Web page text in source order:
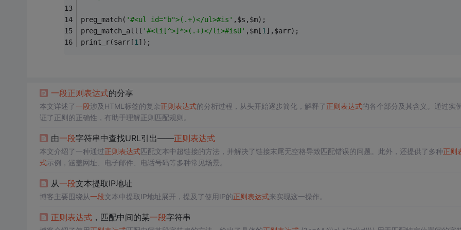
preg_match( '#<ul id="b">(.+)</ul>#is' ,$s,$m);
preg_match_all( '#<li[^>]*>(.+)</li>#isU' ,$m[1 ],$arr);
print_r($arr[1 ]);
一段正则表达式的分享
本文详述了一段涉及HTML标签的复杂正则表达式的分析过程，从头开始逐步简化，解释了正则表达式的各个部分及其含义。通过实
证了正则的正确性，有助于理解正则匹配规则。
由一段字符串中查找URL引出——正则表达式
本文介绍了一种通过正则表达式匹配文本中超链接的方法，并解决了链接末尾无空格导致匹配错误的问题。此外，还提供了多种正则
式示例，涵盖网址、电子邮件、电话号码等多种常见场景。
从一段文本提取IP地址
博客主要围绕从一段文本中提取IP地址展开，提及了使用IP的正则表达式来实现这一操作。
正则表达式，匹配中间的某一段字符串